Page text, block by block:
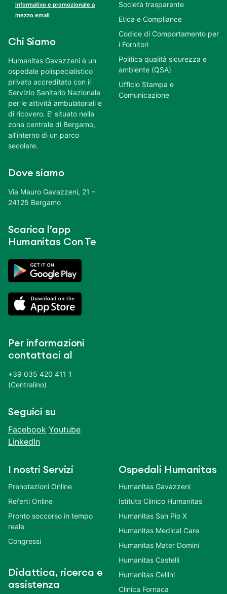
informativo e promozionale a
mezzo email
Chi Siamo
Humanitas Gavazzeni è un
ospedale polispecialistico
privato accreditato con il
Servizio Sanitario Nazionale
per le attività ambulatoriali e
di ricovero. E’ situato nella
zona centrale di Bergamo,
all’interno di un parco
secolare.
Dove siamo
Via Mauro Gavazzeni, 21 –
24125 Bergamo
Scarica l’app
Humanitas Con Te
Per informazioni
contattaci al
+39 035 420 411 1
(Centralino)
Seguici su
Facebook Youtube
LinkedIn
Società trasparente
Etica e Compliance
Codice di Comportamento per
i Fornitori
Politica qualità sicurezza e
ambiente (QSA)
Ufficio Stampa e
Comunicazione
I nostri Servizi
Prenotazioni Online
Referti Online
Pronto soccorso in tempo
reale
Congressi
Didattica, ricerca e
assistenza
Ospedali Humanitas
Humanitas Gavazzeni
Istituto Clinico Humanitas
Humanitas San Pio X
Humanitas Medical Care
Humanitas Mater Domini
Humanitas Castelli
Humanitas Cellini
Clinica Fornaca